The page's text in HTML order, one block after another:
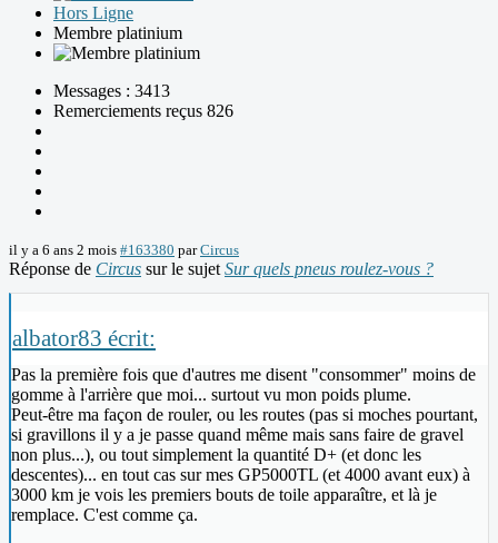
Hors Ligne
Membre platinium
Messages : 3413
Remerciements reçus 826
il y a 6 ans 2 mois #163380 parCircus
Réponse de Circus sur le sujet Sur quels pneus roulez-vous ?
albator83 écrit:
Pas la première fois que d'autres me disent "consommer" moins de
gomme à l'arrière que moi... surtout vu mon poids plume.
Peut-être ma façon de rouler, ou les routes (pas si moches pourtant,
si gravillons il y a je passe quand même mais sans faire de gravel
non plus...), ou tout simplement la quantité D+ (et donc les
descentes)... en tout cas sur mes GP5000TL (et 4000 avant eux) à
3000 km je vois les premiers bouts de toile apparaître, et là je
remplace. C'est comme ça.